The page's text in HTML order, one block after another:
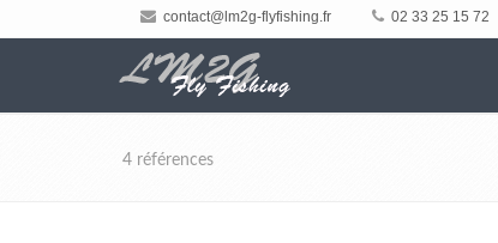
contact@lm2g-flyfishing.fr 02 33 25 15 72
4 références